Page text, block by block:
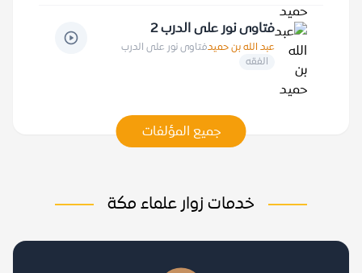
فتاوى نور على الدرب 2
عبد الله بن حميدفتاوى نور على الدرب
الفقه
جميع المؤلفات
خدمات زوار علماء مكة